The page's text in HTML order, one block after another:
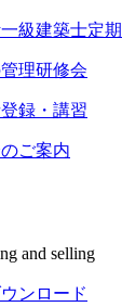
級建築士定
理研修会
録・講習
ご案内
and selling
ンロード